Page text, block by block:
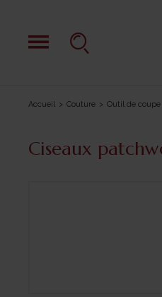
Accueil Couture Outil de coupe
Ciseaux